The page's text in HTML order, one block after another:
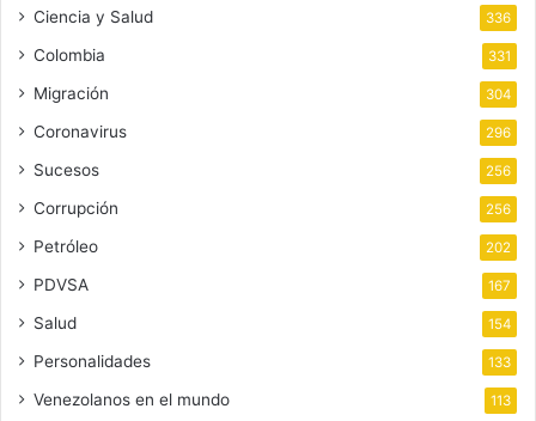
Ciencia y Salud 336
Colombia 331
Migración 304
Coronavirus 296
Sucesos 256
Corrupción 256
Petróleo 202
PDVSA 167
Salud 154
Personalidades 133
Venezolanos en el mundo 113